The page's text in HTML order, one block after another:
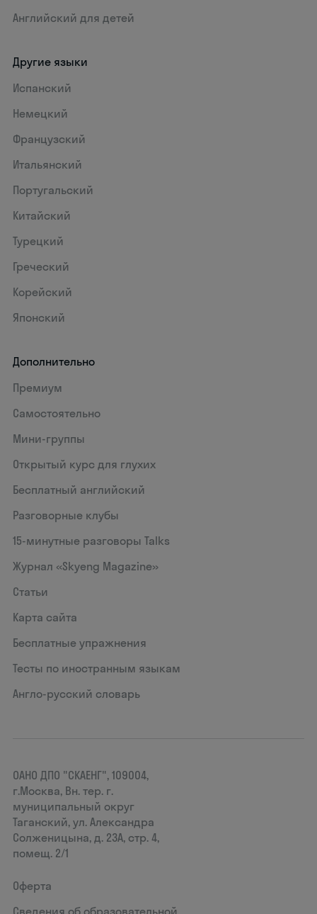
Английский для детей
Другие языки
Испанский
Немецкий
Французский
Итальянский
Португальский
Китайский
Турецкий
Греческий
Корейский
Японский
Дополнительно
Премиум
Самостоятельно
Мини-группы
Открытый курс для глухих
Бесплатный английский
Разговорные клубы
15‑минутные разговоры Talks
Журнал «Skyeng Magazine»
Статьи
Карта сайта
Бесплатные упражнения
Тесты по иностранным языкам
Англо-русский словарь
ОАНО ДПО "СКАЕНГ", 109004,
г.Москва, Вн. тер. г.
муниципальный округ
Таганский, ул. Александра
Солженицына, д. 23А, стр. 4,
помещ. 2/1
Оферта
Сведения об образовательной